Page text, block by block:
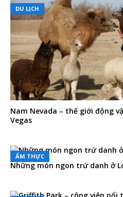
DU LỊCH
Nam Nevada – thế giới động
Vegas
ẨM THỰC
Những món ngon trứ danh ở